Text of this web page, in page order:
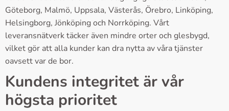
Göteborg, Malmö, Uppsala, Västerås, Örebro, Linköping,
Helsingborg, Jönköping och Norrköping. Vårt
leveransnätverk täcker även mindre orter och glesbygd,
vilket gör att alla kunder kan dra nytta av våra tjänster
oavsett var de bor.
Kundens integritet är vår
högsta prioritet